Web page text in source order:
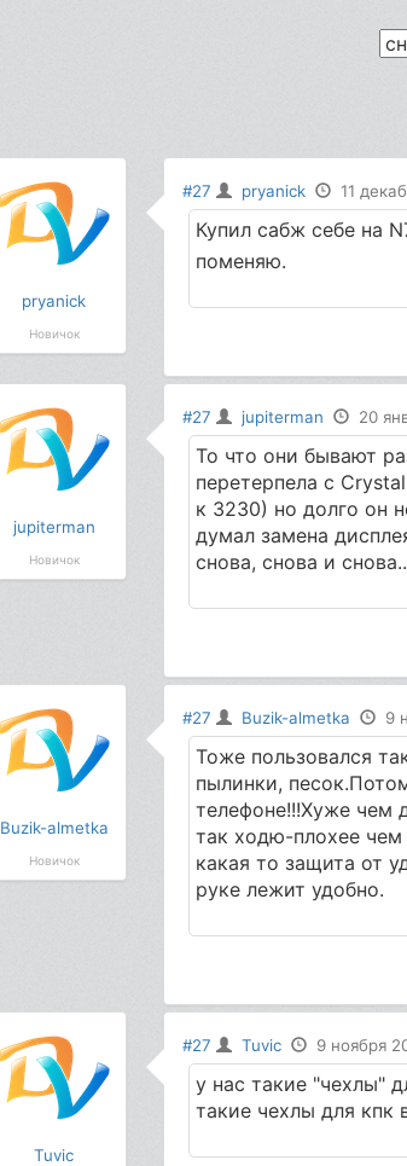
pryanick
Новичок
#27 pryanick 11
Купил сабж себе на
поменяю.
jupiterman
Новичок
#27 jupiterman 20
То что они бывают
перетерпела с
к 3230) но долго он
думал замена
снова, снова и
Buzik-almetka
Новичок
#27 Buzik-almetka 9
Тоже пользовался
пылинки,
телефоне!!!Хуже чем
так ходю-плохее чем
какая то защита от
руке лежит удобно.
Tuvic
#27 Tuvic 9 ноября
у нас такие "чехлы"
такие чехлы для кпк